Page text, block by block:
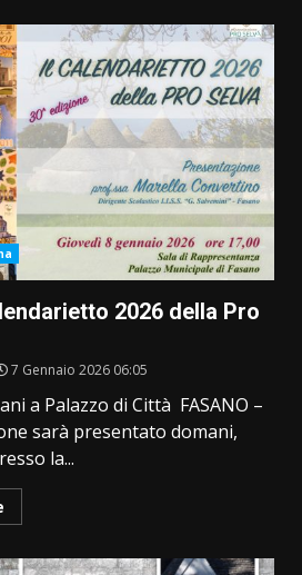
2026 della Pro
7 Gennaio 2026 06:05
a Palazzo di Città FASANO –
sarà presentato domani,
la...